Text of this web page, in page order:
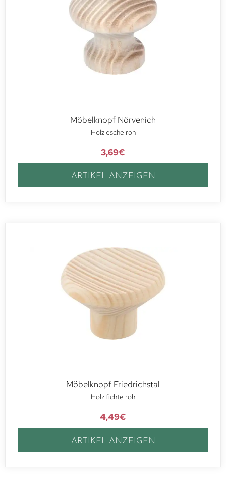
Möbelknopf Nörvenich
Holz esche roh
3,69€
ARTIKEL ANZEIGEN
Möbelknopf Friedrichstal
Holz fichte roh
4,49€
ARTIKEL ANZEIGEN